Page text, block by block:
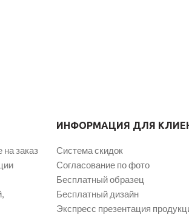
на заказ
ИНФОРМАЦИЯ ДЛЯ
Система скидок
Согласование по фото
Бесплатный образец
Бесплатный дизайн
Экспресс презентация